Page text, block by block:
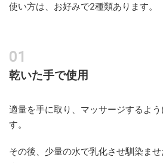
使い方は、お好みで2種類あります。
乾いた手で使用
適量を手に取り、マッサージするよ
す。
その後、少量の水で乳化させ馴染ま